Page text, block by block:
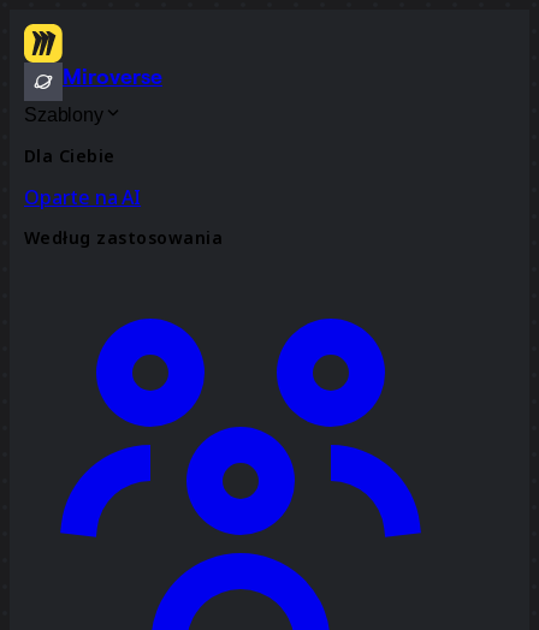
Miroverse
Szablony
Dla Ciebie
Oparte na AI
Według zastosowania